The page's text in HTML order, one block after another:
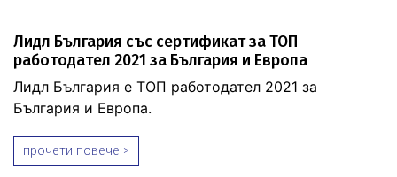
Лидл България със сертификат за ТОП
работодател 2021 за България и Европа
Лидл България е ТОП работодател 2021 за
България и Европа.
прочети повече >